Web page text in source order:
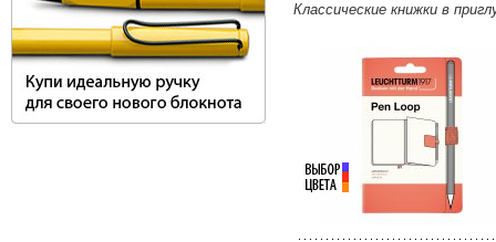
Классические книжки в